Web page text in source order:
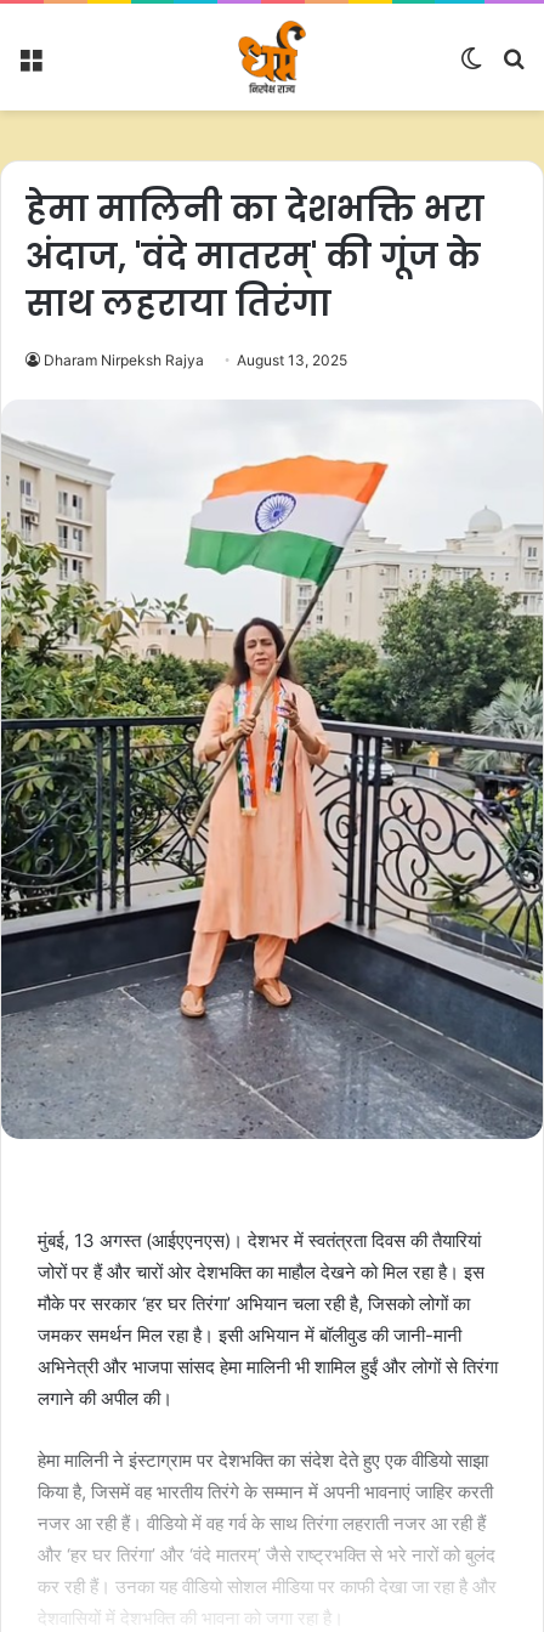
Menu
Switch
हेमा मालिनी का देशभक्ति भरा
अंदाज, 'वंदे मातरम्' की गूंज के
साथ लहराया तिरंगा
Dharam Nirpeksh Rajya August 13, 2025
मुंबई, 13 अगस्त (आईएएनएस)। देशभर में स्वतंत्रता दिवस की तैयारियां
जोरों पर हैं और चारों ओर देशभक्ति का माहौल देखने को मिल रहा है। इस
मौके पर सरकार ‘हर घर तिरंगा’ अभियान चला रही है, जिसको लोगों का
जमकर समर्थन मिल रहा है। इसी अभियान में बॉलीवुड की जानी-मानी
अभिनेत्री और भाजपा सांसद हेमा मालिनी भी शामिल हुईं और लोगों से तिरंगा
लगाने की अपील की।
हेमा मालिनी ने इंस्टाग्राम पर देशभक्ति का संदेश देते हुए एक वीडियो साझा
किया है, जिसमें वह भारतीय तिरंगे के सम्मान में अपनी भावनाएं जाहिर करती
नजर आ रही हैं। वीडियो में वह गर्व के साथ तिरंगा लहराती नजर आ रही हैं
और ‘हर घर तिरंगा’ और ‘वंदे मातरम्’ जैसे राष्ट्रभक्ति से भरे नारों को बुलंद
कर रही हैं। उनका यह वीडियो सोशल मीडिया पर काफी देखा जा रहा है और
देशवासियों में देशभक्ति की भावना को जगा रहा है।